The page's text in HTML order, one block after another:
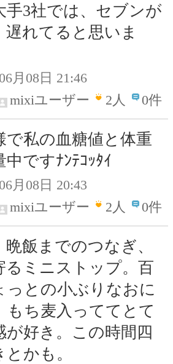
手3社では、セブンが
遅れてると思いま
月08日 21:46
mixiユーザー
2人 0件
で私の血糖値と体重
中ですﾅﾝﾃｺｯﾀｲ
月08日 20:43
mixiユーザー
2人 0件
晩飯までのつなぎ、
るミニストップ。百
っとの小ぶりなおに
もち麦入っててとて
が好き。この時間四
かも。